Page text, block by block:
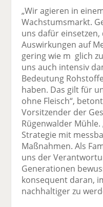
„Wir agieren in
Wachstumsmarkt.
uns dafür einsetzen,
Auswirkungen auf
gering wie m glich
uns auch intensiv
Bedeutung
haben. Das gilt für
ohne Fleisch“,
Vorsitzender der
Rügenwalder
Strategie mit
Maßnahmen. Als
uns der
Generationen
konsequent daran,
nachhaltiger zu